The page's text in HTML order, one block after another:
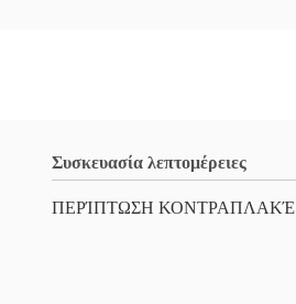
Συσκευασία λεπτομέρειες
ΠΕΡΊΠΤΩΣΗ ΚΟΝΤΡΑΠΛΑΚΈ